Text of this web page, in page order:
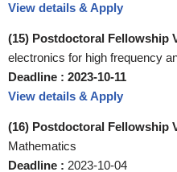
View details & Apply
(15) Postdoctoral Fellowship
electronics for high frequency
Deadline : 2023-10-11
View details & Apply
(16) Postdoctoral Fellowship
Mathematics
Deadline : 2023-10-04